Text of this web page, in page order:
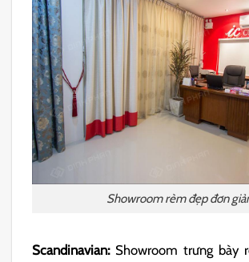
Showroom rèm đẹp đơn
Scandinavian:Showroom trưng bày